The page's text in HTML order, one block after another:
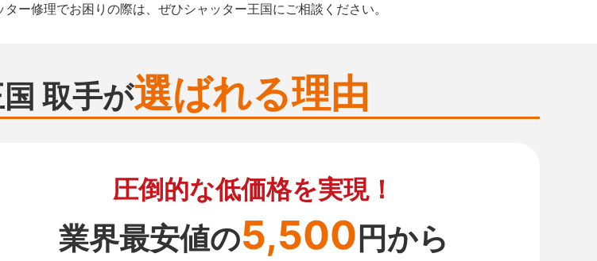
ター修理でお困りの際は、ぜひシャッター王国にご相談ください。
取手が選ばれる理由
圧倒的な低価格を実現！
業界最安値の5,500円から